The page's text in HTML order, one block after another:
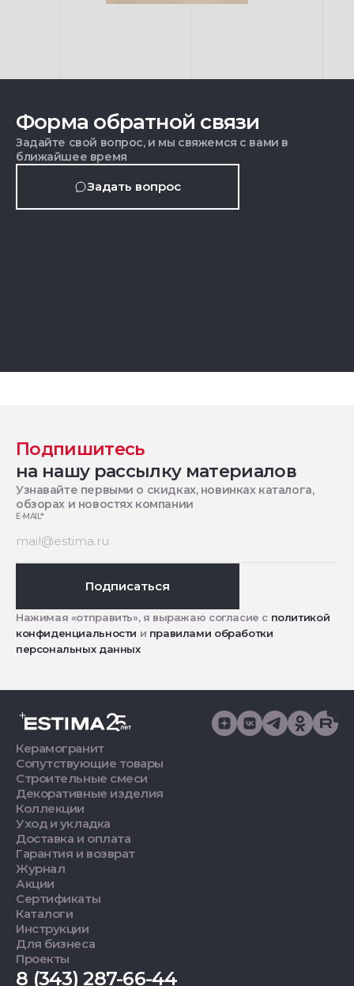
Форма обратной связи
Задайте свой вопрос, и мы свяжемся с вами в
ближайшее время
Задать вопрос
Подпишитесь
на нашу рассылку материалов
Узнавайте первыми о скидках, новинках каталога,
обзорах и новостях компании
E-MAIL*
Подписаться
Нажимая «отправить», я выражаю согласие с политикой
конфиденциальности и правилами обработки
персональных данных
Керамогранит
Сопутствующие товары
Строительные смеси
Декоративные изделия
Коллекции
Уход и укладка
Доставка и оплата
Гарантия и возврат
Журнал
Акции
Сертификаты
Каталоги
Инструкции
Для бизнеса
Проекты
8 (343) 287-66-44